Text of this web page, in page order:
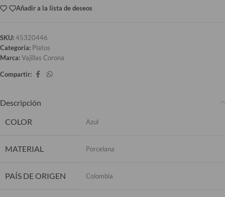
Añadir a la lista de deseos
SKU:45320446
Categoría: Platos
Marca:Vajillas Corona
Compartir:
Descripción
COLOR
Azul
MATERIAL Porcelana
PAÍS DE ORIGEN Colombia